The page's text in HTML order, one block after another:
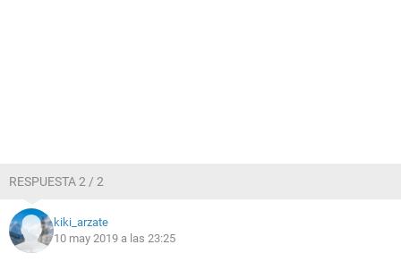
RESPUESTA 2 / 2
kiki_arzate
10 may 2019 a las 23:25